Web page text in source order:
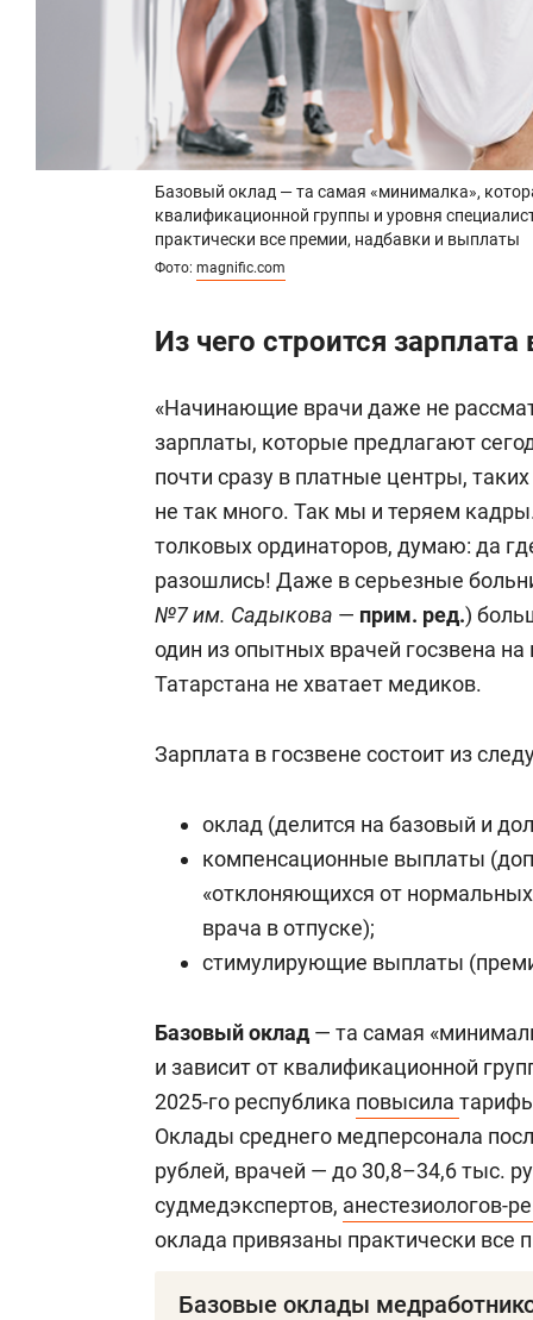
Базовый оклад — та самая «минималка»,
квалификационной группы и уровня
практически все премии, надбавки и выплаты
Фото: magnific.com
Из чего строится зарплата
«Начинающие врачи даже не
зарплаты, которые предлагают
почти сразу в платные центры,
не так много. Так мы и теряем
толковых ординаторов, думаю: да
разошлись! Даже в серьезные
№7 им. Садыкова — прим. ред.)
один из опытных врачей госзвена
Татарстана не хватает медиков.
Зарплата в госзвене состоит из
оклад (делится на базовый и
компенсационные выплаты
«отклоняющихся от
врача в отпуске);
стимулирующие выплаты
Базовыйоклад — та самая
и зависит от квалификационной
2025-го республика повысила
Оклады среднего медперсонала
рублей, врачей — до 30,8–34,6 тыс.
судмедэкспертов, анестезиологов-
оклада привязаны практически все
Базовые оклады